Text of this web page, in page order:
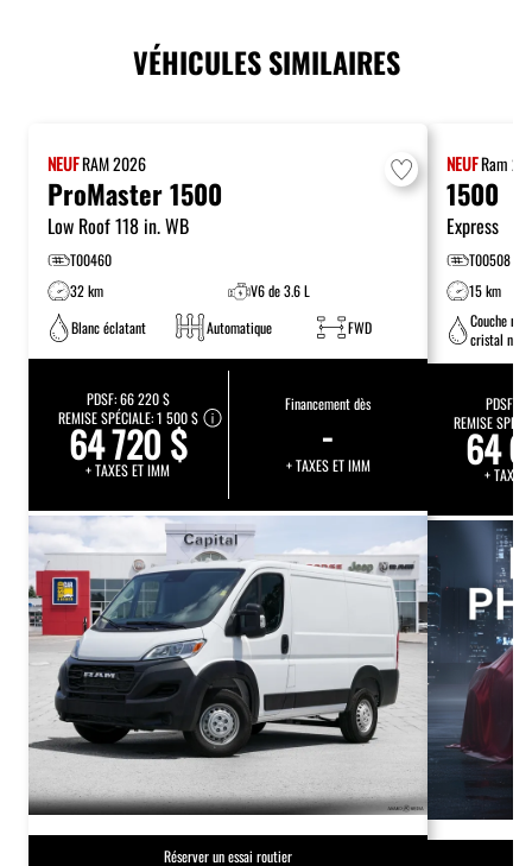
VÉHICULES SIMILAIRES
NEUFRAM2026
ProMaster 1500
Low Roof 118 in. WB
T00460
32 km
V6 de 3.6 L
Blanc éclatant
Automatique FWD
PDSF:66 220 $
REMISE SPÉCIALE:1 500 $
64 720 $
+ TAXES ET IMM
Financement dès
-
+ TAXES ET IMM
Réserver un essai routier
NEUFRam
1500
Express
T00508
15 km
Couche
cristal noir
PDSF:
REMISE
64
+